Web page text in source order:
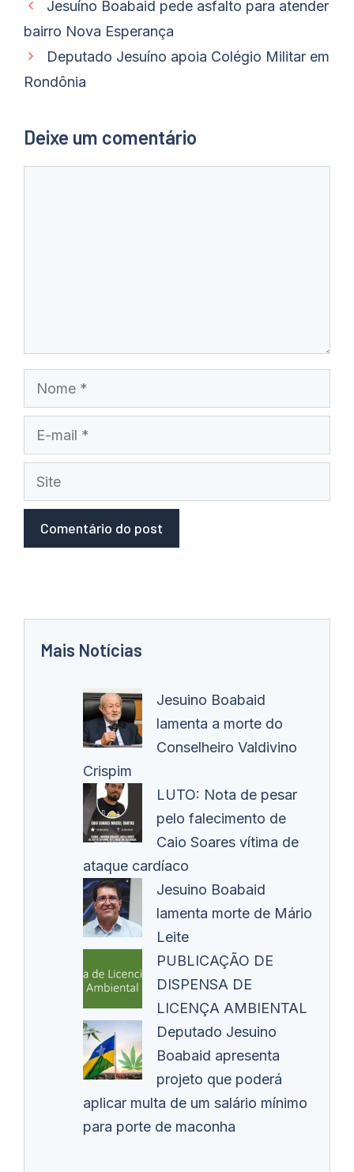
Jesuíno Boabaid pede asfalto para atender
bairro Nova Esperança
Deputado Jesuíno apoia Colégio Militar em
Rondônia
Deixe um comentário
Nome
mail
Site
Mais Notícias
Jesuino Boabaid
lamenta a morte do
Conselheiro Valdivino
Crispim
LUTO: Nota de pesar
pelo falecimento de
Caio Soares vítima de
ataque cardíaco
Jesuino Boabaid
lamenta morte de Mário
Leite
PUBLICAÇÃO DE
DISPENSA DE
LICENÇA AMBIENTAL
Deputado Jesuino
Boabaid apresenta
projeto que poderá
aplicar multa de um salário mínimo
para porte de maconha